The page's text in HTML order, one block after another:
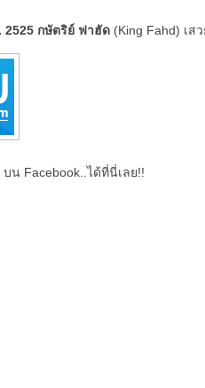
2525 กษัตริย์ ฟาฮัด (King Fahd) เส
น Facebook..ได้ที่นี่เลย!!